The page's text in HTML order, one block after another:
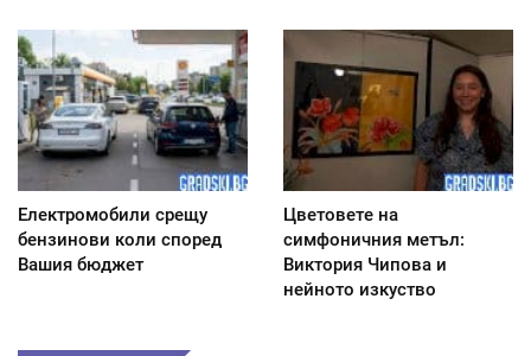
Електромобили срещу
бензинови коли според
Вашия бюджет
Цветовете на
симфоничния метъл:
Виктория Чипова и
нейното изкуство